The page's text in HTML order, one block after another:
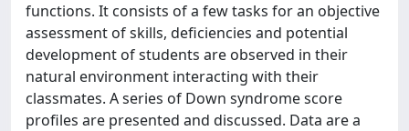
functions. It consists of a few tasks for an objective
assessment of skills, deficiencies and potential
development of students are observed in their
natural environment interacting with their
classmates. A series of Down syndrome score
profiles are presented and discussed. Data are a